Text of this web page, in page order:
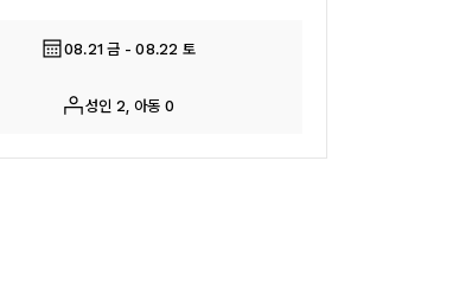
08.21 금 - 08.22 토
성인 2, 아동 0